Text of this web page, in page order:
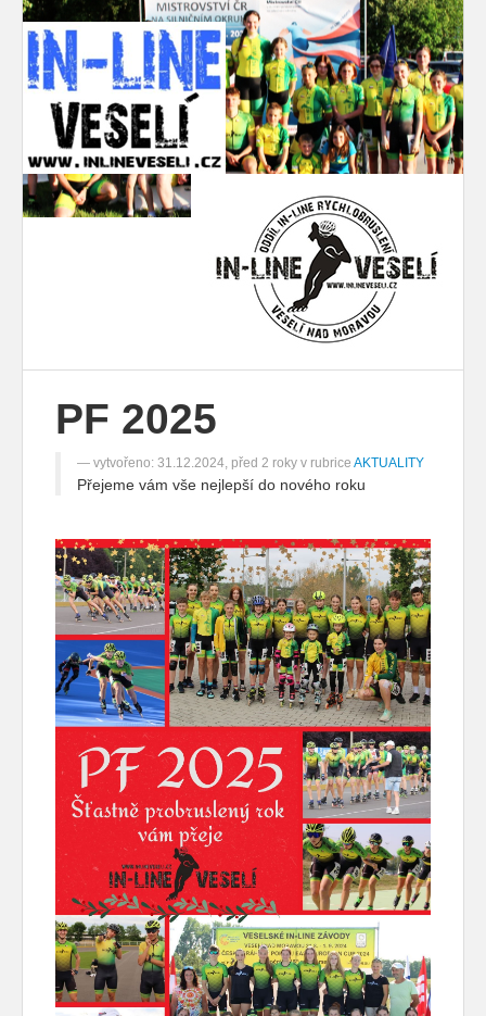
PF 2025
vytvořeno: 31.12.2024, před 2 roky v rubrice AKTUALITY
Přejeme vám vše nejlepší do nového roku